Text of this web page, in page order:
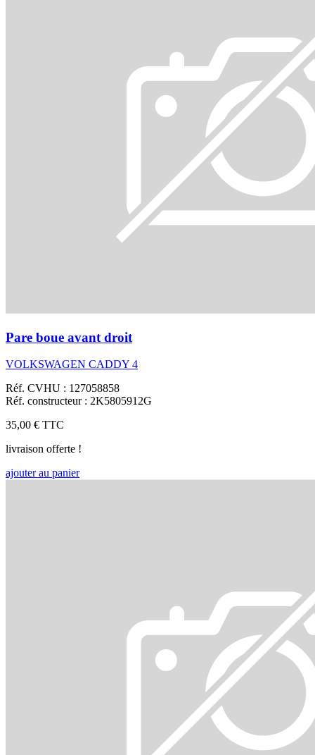
Pare boue avant droit
VOLKSWAGEN CADDY 4
Réf. CVHU : 127058858
Réf. constructeur : 2K5805912G
35,00 € TTC
livraison offerte !
ajouter au panier